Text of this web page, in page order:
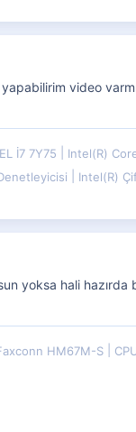
video
İ7 7Y75 Intel(R)
Intel(R)
yoksa hali hazırda
HM67M-S